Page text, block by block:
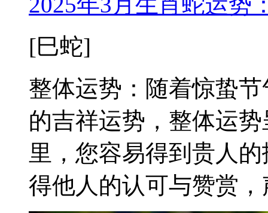
[巳蛇]
整体运势：随着惊蛰
的吉祥运势，整体运
里，您容易得到贵人
得他人的认可与赞赏